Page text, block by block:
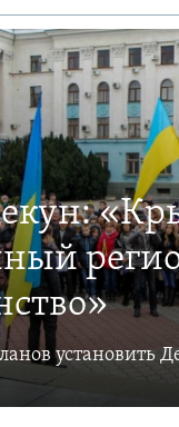
установить